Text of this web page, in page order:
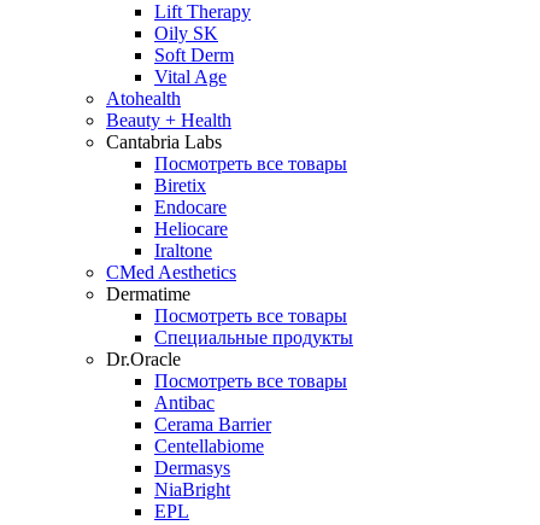
Lift Therapy
Oily SK
Soft Derm
Vital Age
Atohealth
Beauty + Health
Cantabria Labs
Посмотреть все товары
Biretix
Endocare
Heliocare
Iraltone
CMed Aesthetics
Dermatime
Посмотреть все товары
Специальные продукты
Dr.Oracle
Посмотреть все товары
Antibac
Cerama Barrier
Centellabiome
Dermasys
NiaBright
EPL